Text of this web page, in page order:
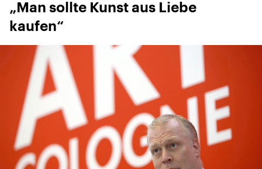
„Man sollte Kunst aus Liebe
kaufen“